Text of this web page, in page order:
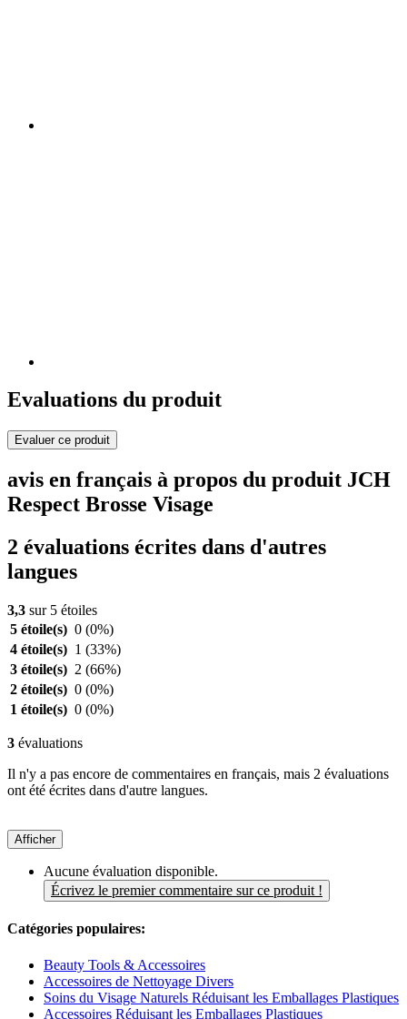
Evaluations du produit
Evaluer ce produit
avis en français à propos du produit JCH
Respect Brosse Visage
2 évaluations écrites dans d'autres
langues
3,3 sur 5 étoiles
5 étoile(s) 0 (0%)
4 étoile(s) 1 (33%)
3 étoile(s) 2 (66%)
2 étoile(s) 0 (0%)
1 étoile(s) 0 (0%)
3 évaluations
Il n'y a pas encore de commentaires en français, mais 2 évaluations
ont été écrites dans d'autre langues.
Afficher
Aucune évaluation disponible.
Écrivez le premier commentaire sur ce produit !
Catégories populaires:
Beauty Tools & Accessoires
Accessoires de Nettoyage Divers
Soins du Visage Naturels Réduisant les Emballages Plastiques
Accessoires Réduisant les Emballages Plastiques